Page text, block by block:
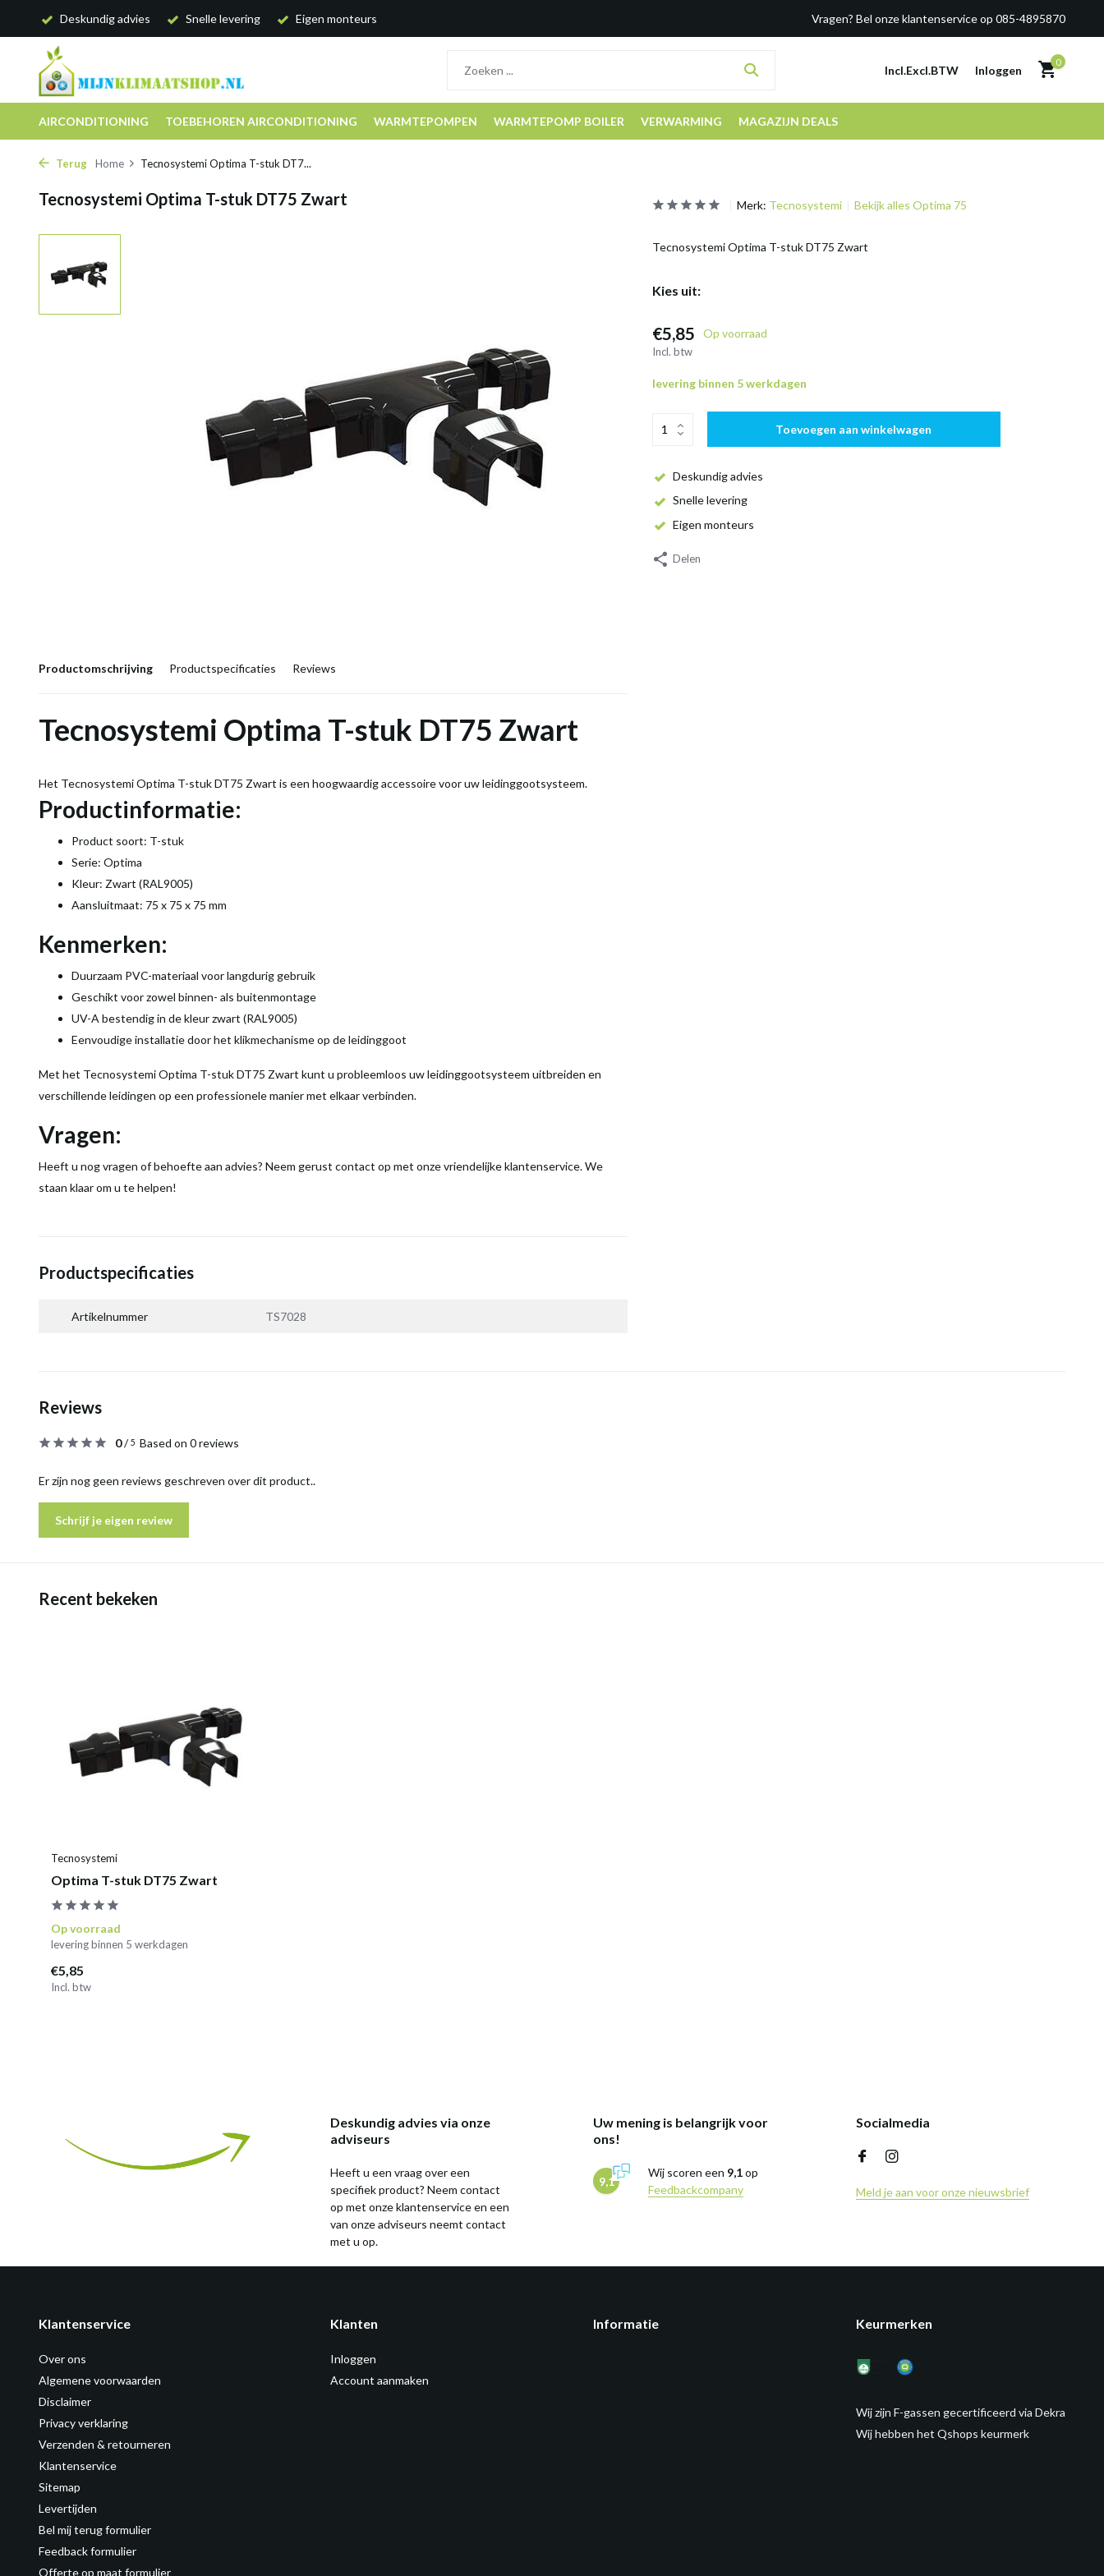
Deskundig advies Snelle levering Eigen monteurs Vragen? Bel onze klantenservice op 085-4895870
Incl.Excl.BTW Inloggen
0
AIRCONDITIONING TOEBEHOREN AIRCONDITIONING WARMTEPOMPEN WARMTEPOMP BOILER VERWARMING MAGAZIJN DEALS
Terug Home Tecnosystemi Optima T-stuk DT7...
Tecnosystemi Optima T-stuk DT75 Zwart
Productomschrijving Productspecificaties Reviews
Tecnosystemi Optima T-stuk DT75 Zwart
Het Tecnosystemi Optima T-stuk DT75 Zwart is een hoogwaardig accessoire voor uw leidinggootsysteem.
Productinformatie:
Product soort: T-stuk
Serie: Optima
Kleur: Zwart (RAL9005)
Aansluitmaat: 75 x 75 x 75 mm
Kenmerken:
Duurzaam PVC-materiaal voor langdurig gebruik
Geschikt voor zowel binnen- als buitenmontage
UV-A bestendig in de kleur zwart (RAL9005)
Eenvoudige installatie door het klikmechanisme op de leidinggoot
Met het Tecnosystemi Optima T-stuk DT75 Zwart kunt u probleemloos uw leidinggootsysteem uitbreiden en
verschillende leidingen op een professionele manier met elkaar verbinden.
Vragen:
Heeft u nog vragen of behoefte aan advies? Neem gerust contact op met onze vriendelijke klantenservice. We
staan klaar om u te helpen!
Productspecificaties
Artikelnummer TS7028
Merk: Tecnosystemi Bekijk alles Optima 75
Tecnosystemi Optima T-stuk DT75 Zwart
Kies uit:
€5,85 Op voorraad
Incl. btw
levering binnen 5 werkdagen
Toevoegen aan winkelwagen
Deskundig advies
Snelle levering
Eigen monteurs
Delen
Reviews
0/5 Based on 0 reviews
Er zijn nog geen reviews geschreven over dit product..
Schrijf je eigen review
Recent bekeken
Tecnosystemi
Optima T-stuk DT75 Zwart
Op voorraad
levering binnen 5 werkdagen
€5,85
Incl. btw
Deskundig advies via onze
adviseurs
Heeft u een vraag over een
specifiek product? Neem contact
op met onze klantenservice en een
van onze adviseurs neemt contact
met u op.
Uw mening is belangrijk voor
ons!
9,1
Wij scoren een 9,1op
Feedbackcompany
Socialmedia
Meld je aan voor onze nieuwsbrief
Klantenservice
Over ons
Algemene voorwaarden
Disclaimer
Privacy verklaring
Verzenden & retourneren
Klantenservice
Sitemap
Levertijden
Bel mij terug formulier
Feedback formulier
Offerte op maat formulier
Klanten
Inloggen
Account aanmaken
Informatie Keurmerken
Wij zijn F-gassen gecertificeerd via Dekra
Wij hebben het Qshops keurmerk